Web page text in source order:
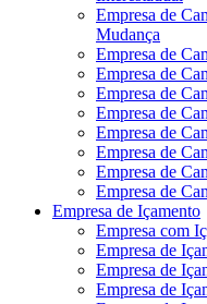
Empresa de
Mudança
Empresa de
Empresa de
Empresa de
Empresa de
Empresa de
Empresa de
Empresa de
Empresa de
Empresa de Içamento
Empresa com
Empresa de
Empresa de
Empresa de